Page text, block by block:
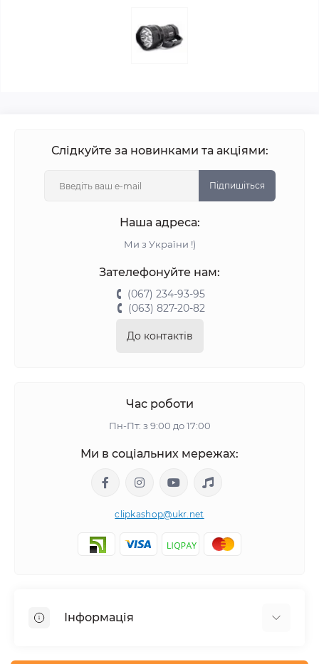
Слідкуйте за новинками та акціями:
Підпишіться
Наша адреса:
Ми з України !)
Зателефонуйте нам:
(067) 234-93-95
(063) 827-20-82
До контактів
Час роботи
Пн-Пт: з 9:00 до 17:00
Ми в соціальних мережах:
clipkashop@ukr.net
Інформація